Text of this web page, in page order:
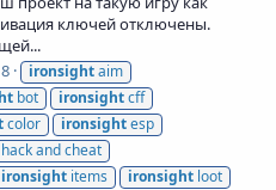
ключей отключены.
ironsightaim
bot ironsightcff
color ironsightesp
hack and cheat
ironsight items ironsight loot